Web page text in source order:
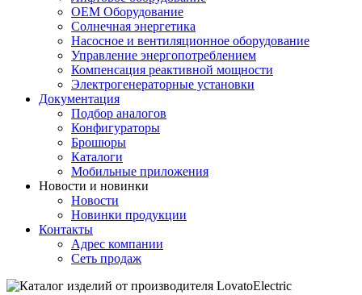
ОЕМ Оборудование
Солнечная энергетика
Насосное и вентиляционное оборудование
Управление энергопотреблением
Компенсация реактивной мощности
Электрогенераторные установки
Документация
Подбор аналогов
Конфигураторы
Брошюры
Каталоги
Мобильные приложения
Новости и новинки
Новости
Новинки продукции
Контакты
Адрес компании
Сеть продаж